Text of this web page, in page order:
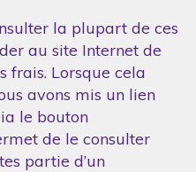
la plupart de ces
au site Internet de
frais. Lorsque cela
avons mis un lien
le bouton
de le consulter
partie d’un